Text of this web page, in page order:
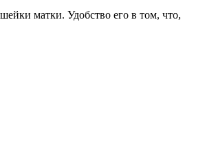
матки. Удобство его в том, что,